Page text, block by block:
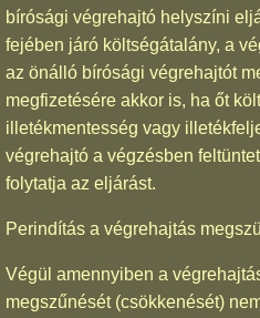
bírósági végrehajtó helyszíni
fejében járó költségátalány, a
az önálló bírósági végrehajtót
megfizetésére akkor is, ha őt
illetékmentesség vagy
végrehajtó a végzésben
folytatja az eljárást.
Perindítás a végrehajtás
Végül amennyiben a
megszűnését (csökkenését)